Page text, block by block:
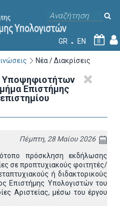
GR EN 8
Νέα / Διακρίσεις
Υποψηφιοτήτων
Επιστήμης
Πέμπτη, 28 Μαίου 2026
πρόσκληση εκδήλωσης
σε προπτυχιακούς φοιτητές/
ή διδακτορικούς
Επιστήμης Υπολογιστών του
Αριστείας, μέσω του έργου